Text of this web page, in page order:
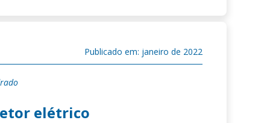
Publicado em: janeiro de 2022
elétrico